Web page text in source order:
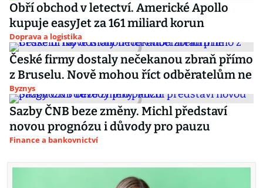
Obří obchod v letectví. Americké Apollo
kupuje easyJet za 161 miliard korun
Doprava a logistika
České firmy dostaly nečekanou zbraň přímo
z Bruselu. Nově mohou říct odběratelům ne
Byznys
Sazby ČNB beze změny. Michl představí
novou prognózu i důvody pro pauzu
Finance a bankovnictví